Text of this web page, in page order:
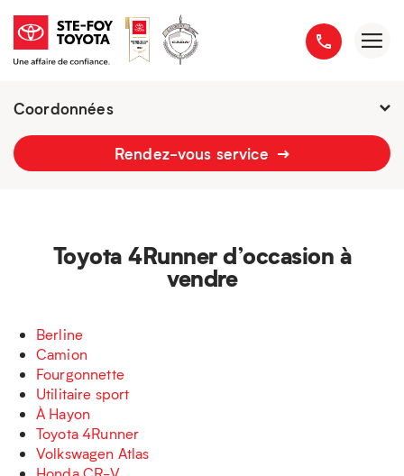
Coordonnées
Présentement ouvert jusqu'à 21h
Rendez-vous service
Toyota 4Runner d’occasion à
vendre
Berline
Camion
Fourgonnette
Utilitaire sport
À Hayon
Toyota 4Runner
Volkswagen Atlas